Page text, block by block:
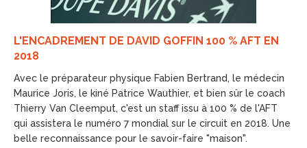
L'ENCADREMENT DE DAVID GOFFIN 100 % AFT EN
2018
Avec le préparateur physique Fabien Bertrand, le médecin
Maurice Joris, le kiné Patrice Wauthier, et bien sûr le coach
Thierry Van Cleemput, c'est un staff issu à 100 % de l'AFT
qui assistera le numéro 7 mondial sur le circuit en 2018. Une
belle reconnaissance pour le savoir-faire "maison".